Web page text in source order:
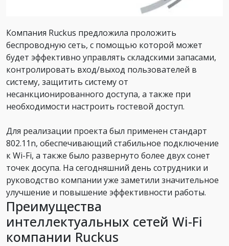
Компания Ruckus предложила проложить
беспроводную сеть, с помощью которой может
будет эффективно управлять складскими запасами,
контролировать вход/выход пользователей в
систему, защитить систему от
несанкционированного доступа, а также при
необходимости настроить гостевой доступ.
Для реализации проекта был применен стандарт
802.11n, обеспечивающий стабильное подключение
к Wi-Fi, а также было развернуто более двух сонет
точек досупа. На сегодняшний день сотрудники и
руководство компании уже заметили значительное
улучшение и повышение эффективности работы.
Преимущества
интеллектуальных сетей Wi-Fi
компании Ruckus